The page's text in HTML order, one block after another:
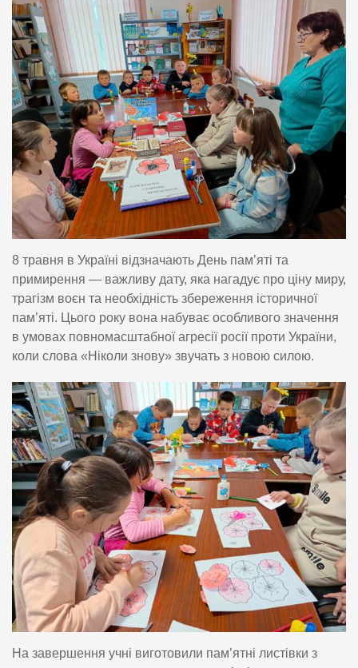
8 травня в Україні відзначають День пам’яті та
примирення — важливу дату, яка нагадує про ціну миру,
трагізм воєн та необхідність збереження історичної
пам’яті. Цього року вона набуває особливого значення
в умовах повномасштабної агресії росії проти України,
коли слова «Ніколи знову» звучать з новою силою.
На завершення учні виготовили пам’ятні листівки з